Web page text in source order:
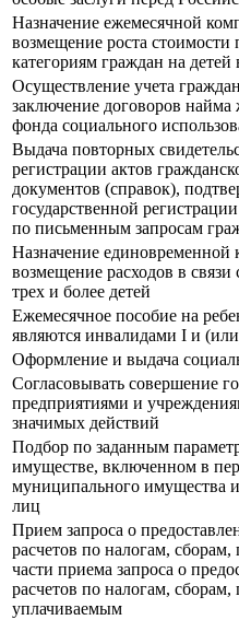
Назначение ежемесячной
возмещение роста
категориям граждан на детей
Осуществление учета
заключение договоров
фонда социального
Выдача повторных
регистрации актов
документов (справок),
государственной
по письменным запросам
Назначение
возмещение расходов в
трех и более детей
Ежемесячное пособие на
являются инвалидами I и
Оформление и выдача
Согласовывать совершение
предприятиями и
значимых действий
Подбор по заданным
имуществе, включенном в
муниципального имущества
лиц
Прием запроса о
расчетов по налогам,
части приема запроса о
расчетов по налогам,
уплачиваемым